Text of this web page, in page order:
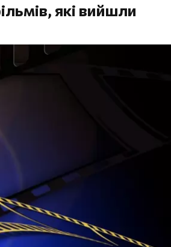
які вийшли